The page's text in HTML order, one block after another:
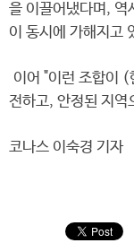
을 이끌어냈다며, 역
이 동시에 가해지고
이어 "이런 조합이
전하고, 안정된 지
코나스 이숙경 기자